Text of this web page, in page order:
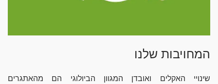
המחויבות שלנו
שינויי האקלים ואובדן המגוון הביולוגי הם מהאתגרים